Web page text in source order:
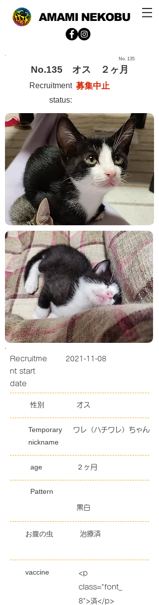
AMAMI NEKOBU
No. 135
No.135 オス ２ヶ月
Recruitment
status:
募集中止
Recruitme
nt start
date
2021-11-08
性別 オス
Temporary
nickname
ワレ（ハチワレ）ちゃん
age ２ヶ月
Pattern
黒白
​お腹の虫 治療済
vaccine
<p
class="font_
8">済</p>